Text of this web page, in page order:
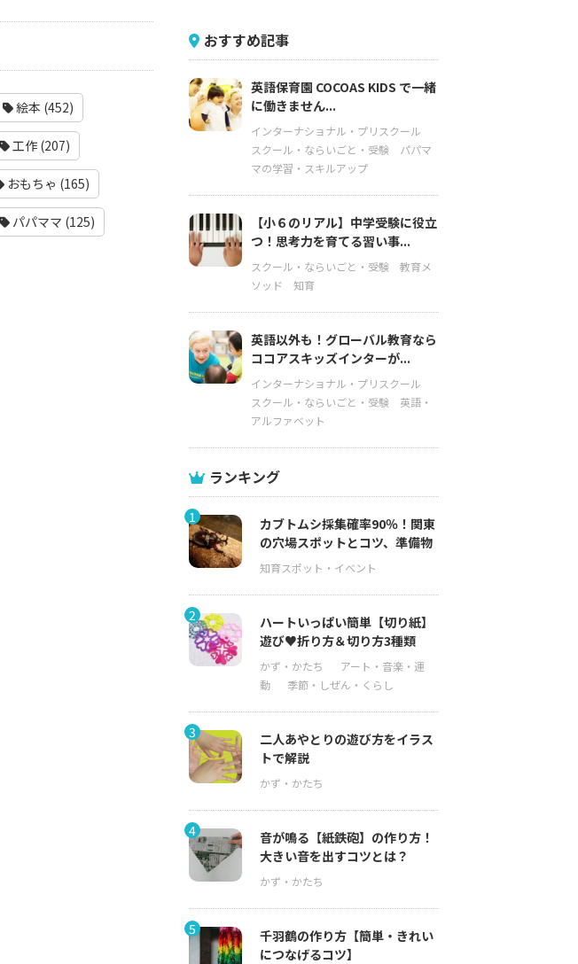
絵本 (452)
工作 (207)
おもちゃ (165)
パパママ (125)
おすすめ記事
英語保育園 COCOAS KIDS で一緒
に働きません...
インターナショナル・プリスクール
スクール・ならいごと・受験
パパマ
マの学習・スキルアップ
【小６のリアル】中学受験に役立
つ！思考力を育てる習い事...
スクール・ならいごと・受験
教育メ
ソッド
知育
英語以外も！グローバル教育なら
ココアスキッズインターが...
インターナショナル・プリスクール
スクール・ならいごと・受験
英語・
アルファベット
ランキング
1
カブトムシ採集確率90％！関東
の穴場スポットとコツ、準備物
2
ハートいっぱい簡単【切り紙】
遊び♥折り方＆切り方3種類
3
二人あやとりの遊び方をイラス
トで解説
4
音が鳴る【紙鉄砲】の作り方！
大きい音を出すコツとは？
5
千羽鶴の作り方【簡単・きれい
につなげるコツ】